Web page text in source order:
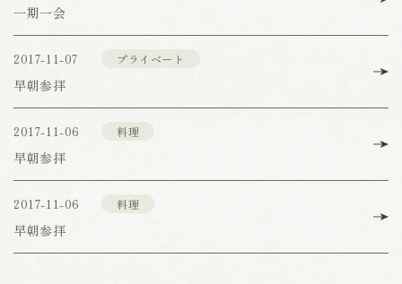
一期一会
2017-11-07 プライベート
早朝参拝
2017-11-06 料理
早朝参拝
2017-11-06 料理
早朝参拝